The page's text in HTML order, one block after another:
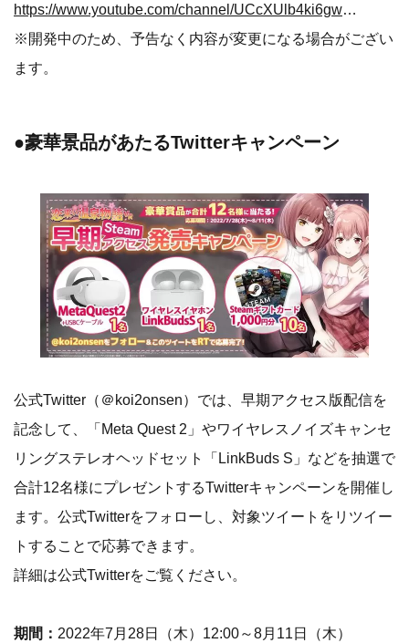
https://www.youtube.com/channel/UCcXUlb4ki6gwqM1VDzQajYw
※開発中のため、予告なく内容が変更になる場合がござい
ます。
●豪華景品があたるTwitterキャンペーン
公式Twitter（＠koi2onsen）では、早期アクセス版配信を
記念して、「Meta Quest 2」やワイヤレスノイズキャンセ
リングステレオヘッドセット「LinkBuds S」などを抽選で
合計12名様にプレゼントするTwitterキャンペーンを開催し
ます。公式Twitterをフォローし、対象ツイートをリツイー
トすることで応募できます。
詳細は公式Twitterをご覧ください。
期間： 2022年7月28日（木）12:00～8月11日（木）